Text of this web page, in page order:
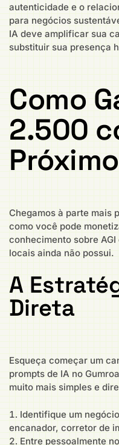
autenticidade e o
para negócios
IA deve amplificar sua
substituir sua presença
Como
2.500
Chegamos à parte mais
como você pode
conhecimento sobre
locais ainda não possui.
A
Direta
Esqueça começar um
prompts de IA no
muito mais simples e
Identifique um
encanador, corretor de
Entre pessoalmente